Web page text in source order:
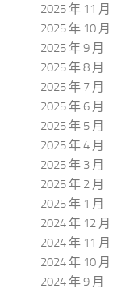
2025 年 11 月
2025 年 10 月
2025 年 9 月
2025 年 8 月
2025 年 7 月
2025 年 6 月
2025 年 5 月
2025 年 4 月
2025 年 3 月
2025 年 2 月
2025 年 1 月
2024 年 12 月
2024 年 11 月
2024 年 10 月
2024 年 9 月